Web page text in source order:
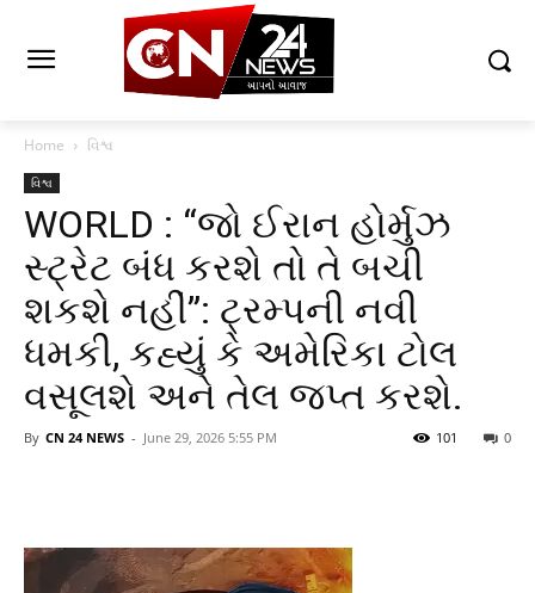
Home વિશ્વ
વિશ્વ
WORLD : “જો ઈરાન હોર્મુઝ
સ્ટ્રેટ બંધ કરશે તો તે બચી
શકશે નહીં”: ટ્રમ્પની નવી
ધમકી, કહ્યું કે અમેરિકા ટોલ
વસૂલશે અને તેલ જપ્ત કરશે.
By CN 24 NEWS - June 29, 2026 5:55 PM 0
101